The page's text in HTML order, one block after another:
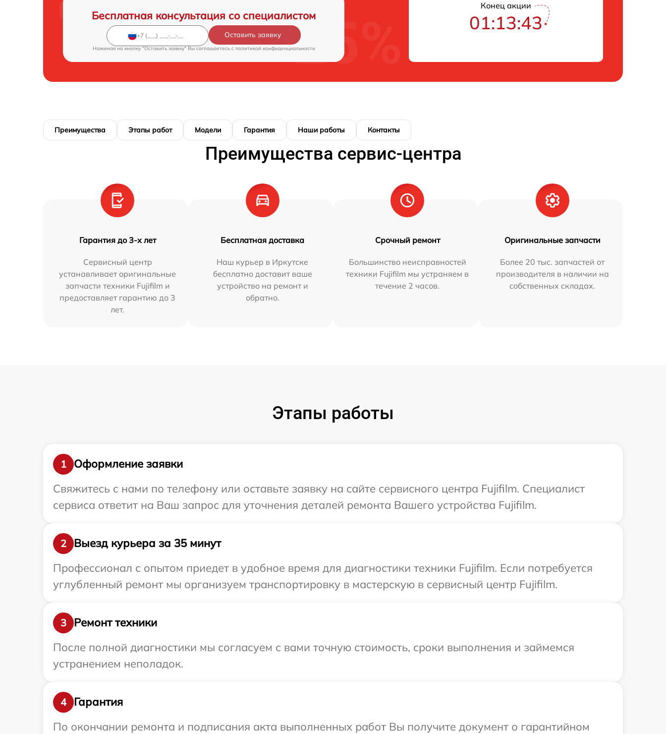
Бесплатная консультация со специалистом
Оставить заявку
Нажимая на кнопку "Оставить заявку" Вы соглашаетесь c политикой конфиденциальности
Конец акции
01:13:42
Преимущества Этапы работ Модели Гарантия Наши работы Контакты
Преимущества сервис-центра
Гарантия до 3-х лет
Сервисный центр
устанавливает оригинальные
запчасти техники Fujifilm и
предоставляет гарантию до 3
лет.
Бесплатная доставка
Наш курьер в Иркутске
бесплатно доставит ваше
устройство на ремонт и
обратно.
Срочный ремонт
Большинство неисправностей
техники Fujifilm мы устраняем в
течение 2 часов.
Оригинальные запчасти
Более 20 тыс. запчастей от
производителя в наличии на
собственных складах.
Этапы работы
1
Оформление заявки
Свяжитесь с нами по телефону или оставьте заявку на сайте сервисного центра Fujifilm. Специалист
сервиса ответит на Ваш запрос для уточнения деталей ремонта Вашего устройства Fujifilm.
2
Выезд курьера за 35 минут
Профессионал с опытом приедет в удобное время для диагностики техники Fujifilm. Если потребуется
углубленный ремонт мы организуем транспортировку в мастерскую в сервисный центр Fujifilm.
3
Ремонт техники
После полной диагностики мы согласуем с вами точную стоимость, сроки выполнения и займемся
устранением неполадок.
4
Гарантия
По окончании ремонта и подписания акта выполненных работ Вы получите документ о гарантийном